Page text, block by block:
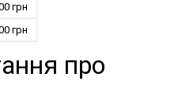
грн
грн
про